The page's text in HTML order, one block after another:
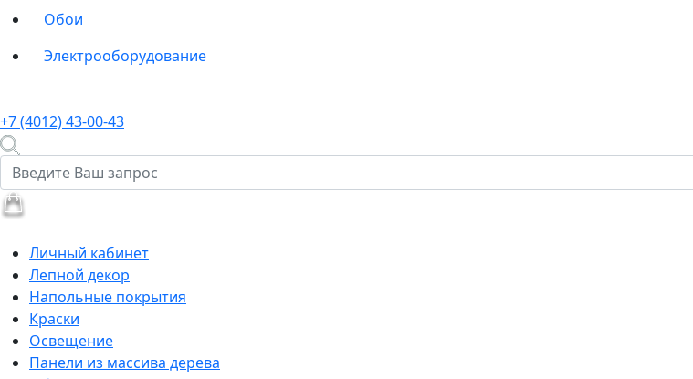
Обои
Электрооборудование
+7 (4012) 43-00-43
Личный кабинет
Лепной декор
Напольные покрытия
Краски
Освещение
Панели из массива дерева